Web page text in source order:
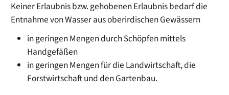
Keiner Erlaubnis bzw. gehobenen Erlaubnis bedarf die
Entnahme von Wasser aus oberirdischen Gewässern
in geringen Mengen durch Schöpfen mittels
Handgefäßen
in geringen Mengen für die Landwirtschaft, die
Forstwirtschaft und den Gartenbau.